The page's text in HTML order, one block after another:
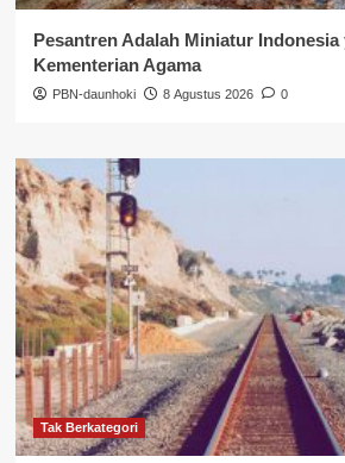
Pesantren Adalah Miniatur Indonesia
Kementerian Agama
PBN-daunhoki 8 Agustus 2026 0
Tak Berkategori